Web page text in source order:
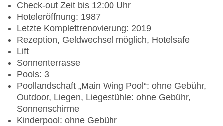
Check-out Zeit bis 12:00 Uhr
Hoteleröffnung: 1987
Letzte Komplettrenovierung: 2019
Rezeption, Geldwechsel möglich, Hotelsafe
Lift
Sonnenterrasse
Pools: 3
Poollandschaft „Main Wing Pool“: ohne Gebühr,
Outdoor, Liegen, Liegestühle: ohne Gebühr,
Sonnenschirme
Kinderpool: ohne Gebühr